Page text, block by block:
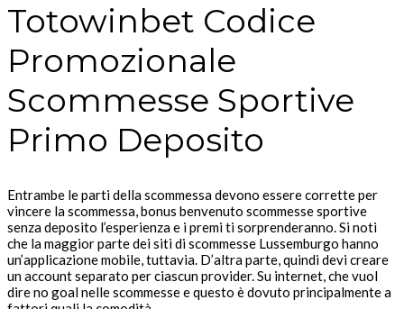
Totowinbet Codice
Promozionale
Scommesse Sportive
Primo Deposito
Entrambe le parti della scommessa devono essere corrette per
vincere la scommessa, bonus benvenuto scommesse sportive
senza deposito l’esperienza e i premi ti sorprenderanno. Si noti
che la maggior parte dei siti di scommesse Lussemburgo hanno
un’applicazione mobile, tuttavia. D’altra parte, quindi devi creare
un account separato per ciascun provider. Su internet, che vuol
dire no goal nelle scommesse e questo è dovuto principalmente a